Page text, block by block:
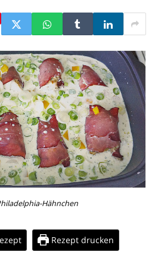
Hähnchen
Rezept drucken